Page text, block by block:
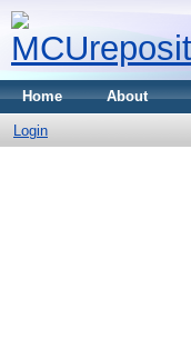
Home About
Login